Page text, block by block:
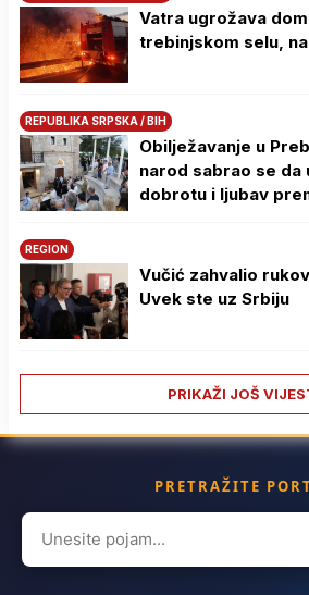
Vatra ugrožava
trebinjskom selu,
REPUBLIKA SRPSKA / BIH
Obilježavanje u
narod sabrao se da
dobrotu i ljubav
REGION
Vučić zahvalio
Uvek ste uz Srbiju
PRIKAŽI JOŠ
PRETRAŽITE
Search
for: